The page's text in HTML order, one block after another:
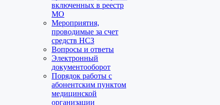
включенных в реестр
МО
Мероприятия,
проводимые за счет
средств НСЗ
Вопросы и ответы
Электронный
документооборот
Порядок работы с
абонентским пунктом
медицинской
организации